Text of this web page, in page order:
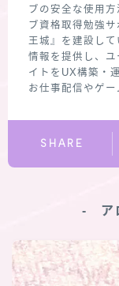
ブの安全な使用
ブ資格取得勉強
王城』を建設し
情報を提供し、
イトをUX構築・
お仕事配信やゲー
SHARE
‐ ア